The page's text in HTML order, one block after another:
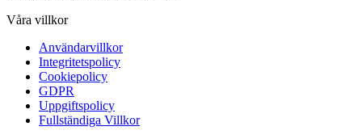
Våra villkor
Användarvillkor
Integritetspolicy
Cookiepolicy
GDPR
Uppgiftspolicy
Fullständiga Villkor